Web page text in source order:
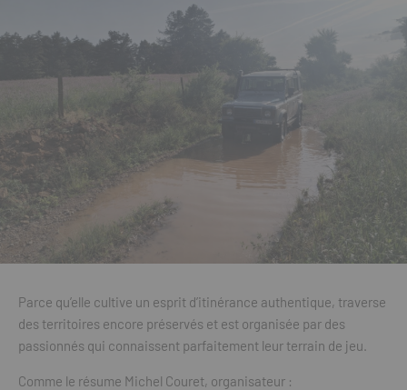
Parce qu’elle cultive un esprit d’itinérance authentique, traverse
des territoires encore préservés et est organisée par des
passionnés qui connaissent parfaitement leur terrain de jeu.
Comme le résume Michel Couret, organisateur :